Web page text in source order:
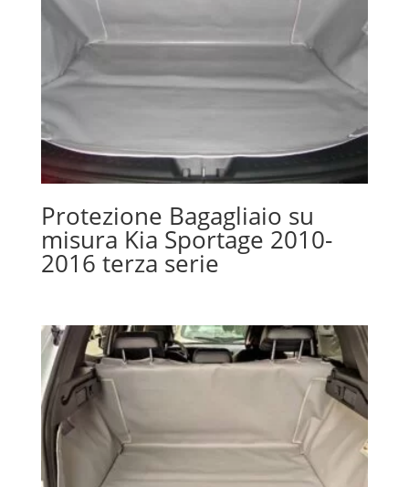
Protezione Bagagliaio su
misura Kia Sportage 2010-
2016 terza serie